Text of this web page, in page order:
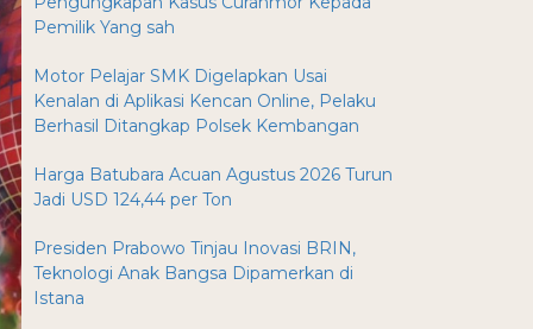
Pemilik Yang sah
Motor Pelajar SMK Digelapkan Usai
Kenalan di Aplikasi Kencan Online, Pelaku
Berhasil Ditangkap Polsek Kembangan
Harga Batubara Acuan Agustus 2026 Turun
Jadi USD 124,44 per Ton
Presiden Prabowo Tinjau Inovasi BRIN,
Teknologi Anak Bangsa Dipamerkan di
Istana